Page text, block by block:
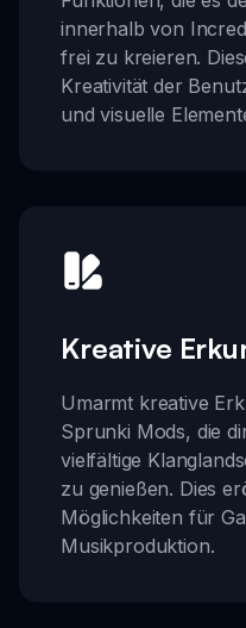
innerhalb von
frei zu kreieren.
Kreativität der
und visuelle
Kreative
Umarmt kreative
Sprunki Mods, die
vielfältige
zu genießen. Dies
Möglichkeiten für
Musikproduktion.